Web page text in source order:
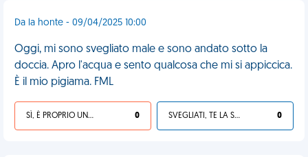
Da la honte - 09/04/2025 10:00
Oggi, mi sono svegliato male e sono andato sotto la
doccia. Apro l'acqua e sento qualcosa che mi si appiccica.
È il mio pigiama. FML
SÌ, È PROPRIO UNA VDM! 0 SVEGLIATI, TE LA SEI CERCATA! 0